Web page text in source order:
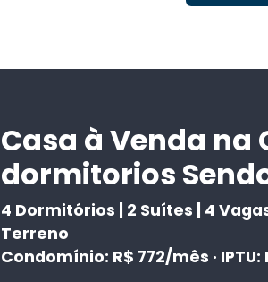
Casa à Venda na
dormitorios
4 Dormitórios | 2 Suítes | 4
Terreno
Condomínio: R$ 772/mês ·